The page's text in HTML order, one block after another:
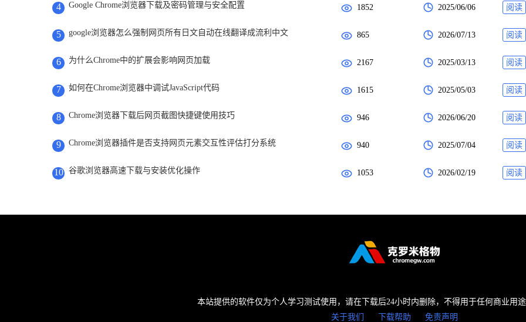
4 Google Chrome浏览器下载及密码管理与安全配置 1852 2025/06/06 阅读
5 google浏览器怎么强制网页所有日文自动在线翻译成流利中文 865 2026/07/13 阅读
6 为什么Chrome中的扩展会影响网页加载 2167 2025/03/13 阅读
7 如何在Chrome浏览器中调试JavaScript代码 1615 2025/05/03 阅读
8 Chrome浏览器下载后网页截图快捷键使用技巧 946 2026/06/20 阅读
9 Chrome浏览器插件是否支持网页元素交互性评估打分系统 940 2025/07/04 阅读
10 谷歌浏览器高速下载与安装优化操作 1053 2026/02/19 阅读
本站提供的软件仅为个人学习测试使用，请在下载后24小时内删除，不得用于任何商业用
关于我们
下载帮助 免责声明